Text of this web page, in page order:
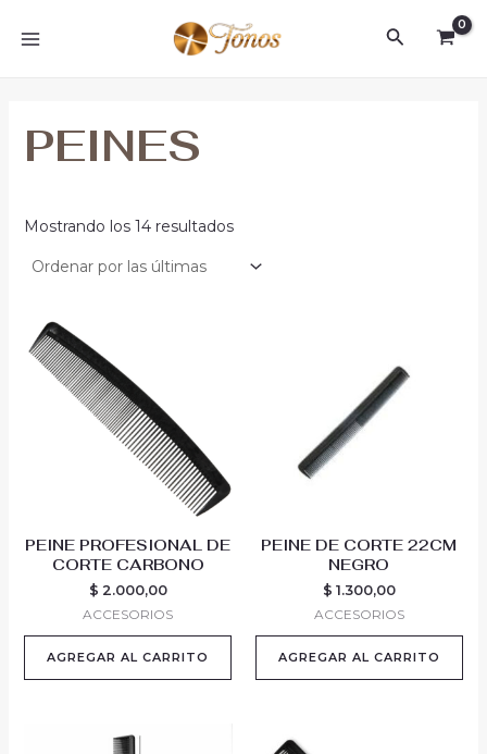
Buscar
PEINES
Mostrando los 14 resultados
by
latest
PEINE PROFESIONAL DE
CORTE CARBONO
$ 2.000,00
ACCESORIOS
AGREGAR AL CARRITO
PEINE DE CORTE 22CM
NEGRO
$ 1.300,00
ACCESORIOS
AGREGAR AL CARRITO